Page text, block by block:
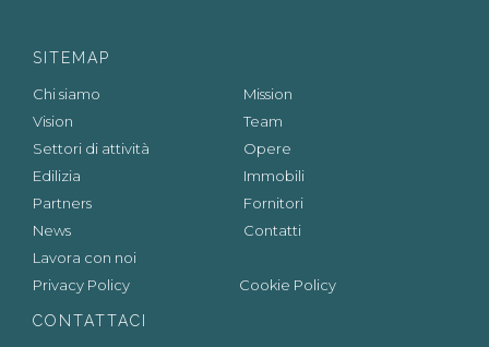
SITEMAP
Chi siamo
Mission
Vision
Team
Settori di attività
Opere
Edilizia
Immobili
Partners
Fornitori
News
Contatti
Lavora con noi
Privacy Policy
Cookie Policy
CONTATTACI